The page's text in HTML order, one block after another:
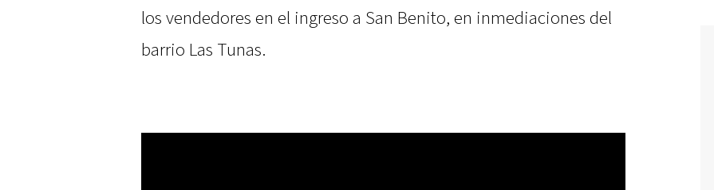
los vendedores en el ingreso a San Benito, en inmediaciones del
barrio Las Tunas.